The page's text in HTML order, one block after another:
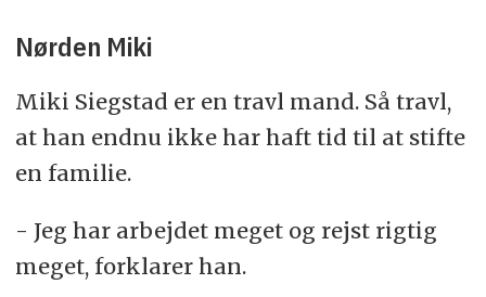
Nørden Miki
Miki Siegstad er en travl mand. Så travl,
at han endnu ikke har haft tid til at stifte
en familie.
- Jeg har arbejdet meget og rejst rigtig
meget, forklarer han.